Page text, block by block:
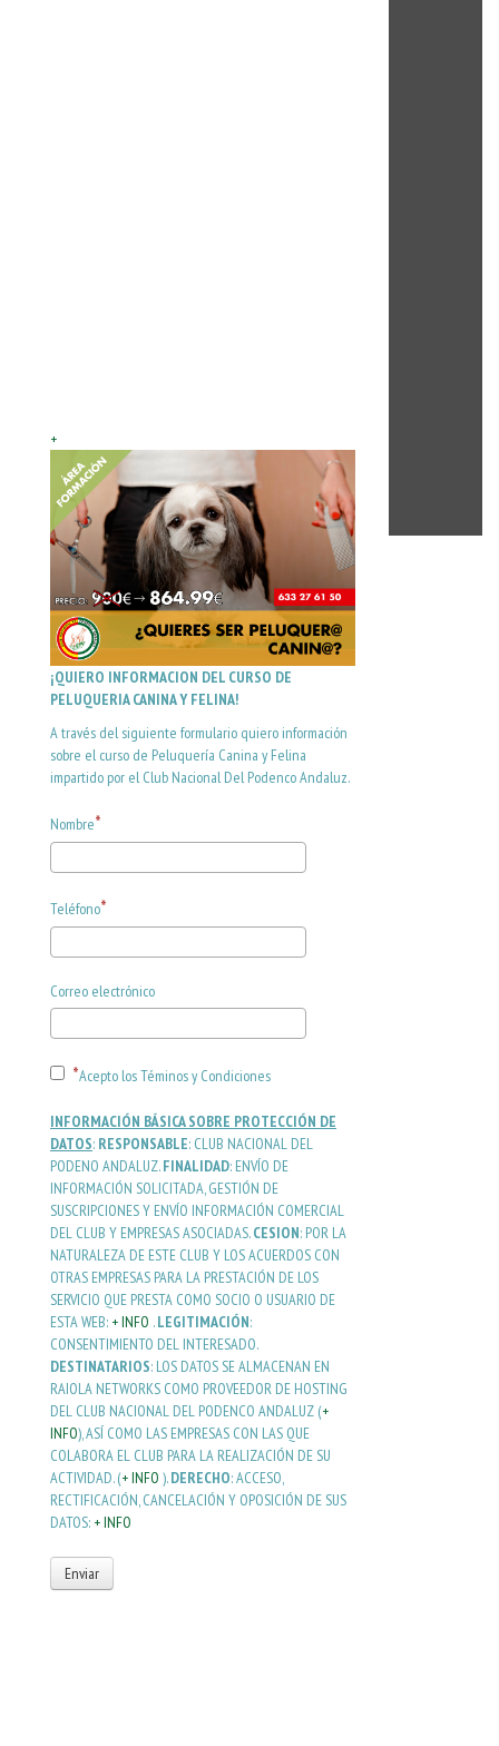
+
¡QUIERO INFORMACION DEL CURSO DE
PELUQUERIA CANINA Y FELINA!
A través del siguiente formulario quiero información
sobre el curso de Peluquería Canina y Felina
impartido por el Club Nacional Del Podenco Andaluz.
Nombre
Teléfono
Correo electrónico
Acepto los Téminos y Condiciones
INFORMACIÓN BÁSICA SOBRE PROTECCIÓN DE
DATOS: RESPONSABLE: CLUB NACIONAL DEL
PODENO ANDALUZ.FINALIDAD: ENVÍO DE
INFORMACIÓN SOLICITADA, GESTIÓN DE
SUSCRIPCIONES Y ENVÍO INFORMACIÓN COMERCIAL
DEL CLUB Y EMPRESAS ASOCIADAS.CESION: POR LA
NATURALEZA DE ESTE CLUB Y LOS ACUERDOS CON
OTRAS EMPRESAS PARA LA PRESTACIÓN DE LOS
SERVICIO QUE PRESTA COMO SOCIO O USUARIO DE
ESTA WEB: + INFO .LEGITIMACIÓN:
CONSENTIMIENTO DEL INTERESADO.
DESTINATARIOS: LOS DATOS SE ALMACENAN EN
RAIOLA NETWORKS COMO PROVEEDOR DE HOSTING
DEL CLUB NACIONAL DEL PODENCO ANDALUZ (+
INFO), ASÍ COMO LAS EMPRESAS CON LAS QUE
COLABORA EL CLUB PARA LA REALIZACIÓN DE SU
ACTIVIDAD. (+ INFO ).DERECHO: ACCESO,
RECTIFICACIÓN, CANCELACIÓN Y OPOSICIÓN DE SUS
DATOS: + INFO
Enviar